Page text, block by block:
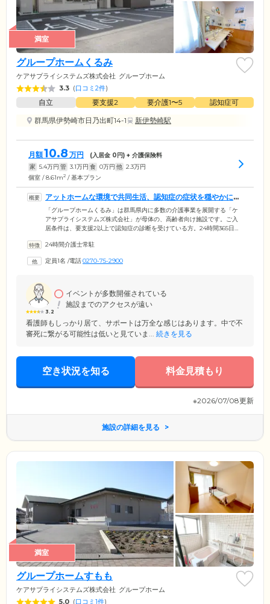
満室
グループホームくるみ
ケアサプライシステムズ株式会社 グループホーム
3.3 (口コミ2件)
自立 要支援2 要介護1〜5
認知症可
群馬県伊勢崎市日乃出町14-1
新伊勢崎駅
月額10.8 万円 (入居金 0円) + 介護保険料
家 5.4万円 管 3.1万円 食 0万円 他 2.3万円
個室 / 8.61m2 / 基本プラン
アットホームな環境で共同生活、認知症の症状を穏やかに導
きます
「グループホームくるみ」は群馬県内に多数の介護事業を展開する「ケ
アサプライシステムズ株式会社」が母体の、高齢者向け施設です。ご入
居条件は、要支援2以上で認知症の診断を受けている方。24時間365日介
活を行います。地域に密着した家庭に近い環境のもとみなさまで生活す
ング・浴室などは共有ですが、居室はプライバシーに配慮した個室で
ち込みも可能です。
24時間介護士常駐
定員1名 /電話0270-75-2900
3.2
イベントが多数開催されている
施設までのアクセスが遠い
看護師もしっかり居て、サポートは万全な感じはあります。中で不
審死に繋がる可能性は低いと見ていま... 続きを見る
空き状況を知る 料金見積もり
※2026/07/08更新
施設の詳細を見る
満室
グループホームすもも
ケアサプライシステムズ株式会社 グループホーム
5.0 (口コミ1件)